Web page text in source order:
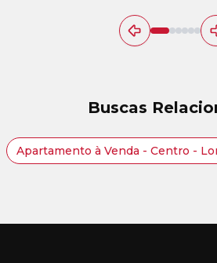
Buscas
Apartamento à Venda - Centro -